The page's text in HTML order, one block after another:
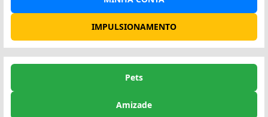
IMPULSIONAMENTO
Pets
Amizade